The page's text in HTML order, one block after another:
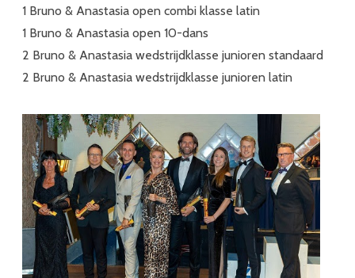
1 Bruno & Anastasia open combi klasse latin
1 Bruno & Anastasia open 10-dans
2 Bruno & Anastasia wedstrijdklasse junioren standaard
2 Bruno & Anastasia wedstrijdklasse junioren latin